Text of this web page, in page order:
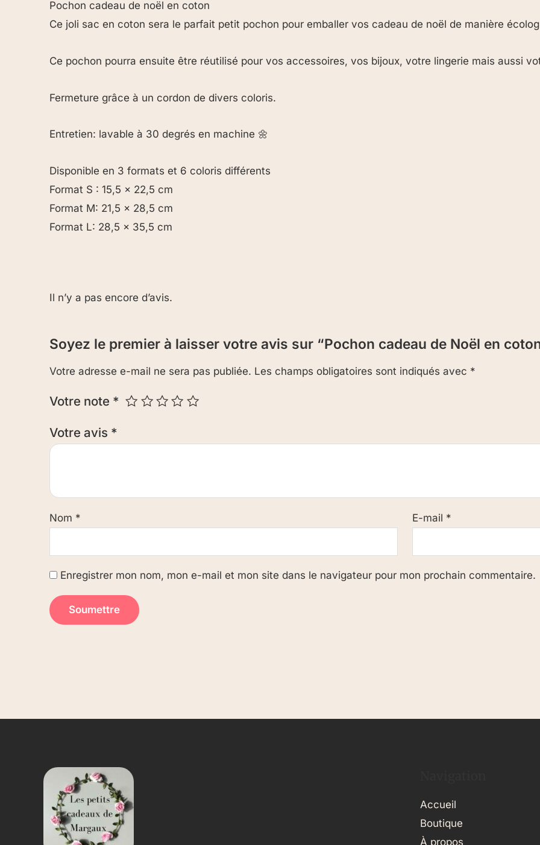
Pochon cadeau de noël en coton
Ce joli sac en coton sera le parfait petit pochon pour emballer vos cadeau de noël de manière
Ce pochon pourra ensuite être réutilisé pour vos accessoires, vos bijoux, votre lingerie mais aussi
Fermeture grâce à un cordon de divers coloris.
Entretien: lavable à 30 degrés en machine 🌼
Disponible en 3 formats et 6 coloris différents
Format S : 15,5 x 22,5 cm
Format M: 21,5 x 28,5 cm
Format L: 28,5 x 35,5 cm
Il n’y a pas encore d’avis.
Soyez le premier à laisser votre avis sur “Pochon cadeau de Noël en
Votre adresse e-mail ne sera pas publiée. Les champs obligatoires sont indiqués avec *
Votre note *
Votre avis *
Nom * E-mail *
Enregistrer mon nom, mon e-mail et mon site dans le navigateur pour mon prochain commentaire.
Accueil
Boutique
À propos